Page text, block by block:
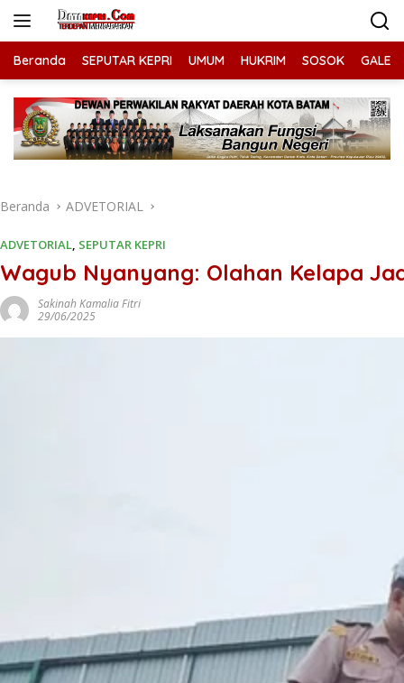
Beranda SEPUTAR KEPRI UMUM HUKRIM SOSOK
Beranda ADVETORIAL
ADVETORIAL, SEPUTAR KEPRI
Wagub Nyanyang: Olahan Kelapa
Sakinah Kamalia Fitri
29/06/2025